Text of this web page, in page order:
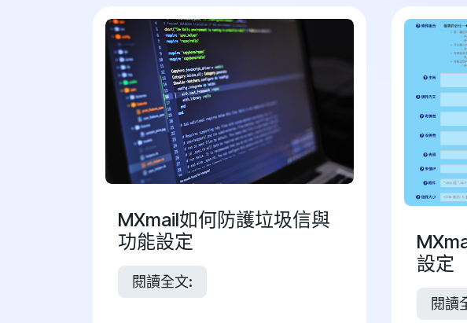
MXmail如何防護垃圾信與
功能設定
閱讀全文:
設定
閱讀